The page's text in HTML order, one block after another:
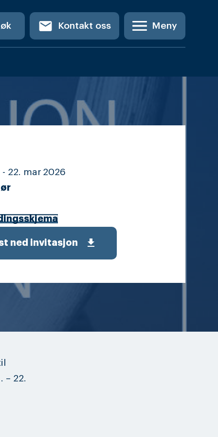
email Kontakt oss Meny
- 22. mar 2026
ned invitasjon get_app
– 22.